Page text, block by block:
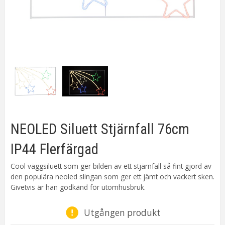
NEOLED Siluett Stjärnfall 76cm
IP44 Flerfärgad
Cool väggsiluett som ger bilden av ett stjärnfall så fint gjord av
den populära neoled slingan som ger ett jämt och vackert sken.
Givetvis är han godkänd för utomhusbruk.
Utgången produkt